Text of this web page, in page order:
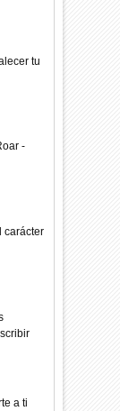
tu
-
carácter
a ti